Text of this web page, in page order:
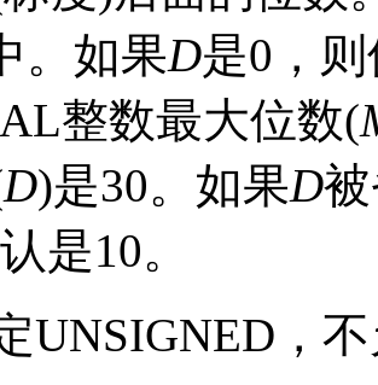
。如果D是0 ，
整数最大位数(
D)是30。如果D
是10。
UNSIGNED ，